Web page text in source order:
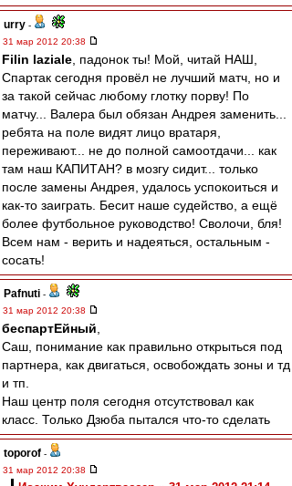
urry -
31 мар 2012 20:38
Filin laziale , падонок ты! Мой, читай НАШ,
Спартак сегодня провёл не лучший матч, но и
за такой сейчас любому глотку порву! По
матчу... Валера был обязан Андрея заменить...
ребята на поле видят лицо вратаря,
переживают... не до полной самоотдачи... как
там наш КАПИТАН? в мозгу сидит... только
после замены Андрея, удалось успокоиться и
как-то заиграть. Бесит наше судейство, а ещё
более футбольное руководство! Сволочи, бля!
Всем нам - верить и надеяться, остальным -
сосать!
Pafnuti -
31 мар 2012 20:38
беспартЕйный
Саш, понимание как правильно открыться под
партнера, как двигаться, освобождать зоны и тд
и тп.
Наш центр поля сегодня отсутствовал как
класс. Только Дзюба пытался что-то сделать
toporof -
31 мар 2012 20:38